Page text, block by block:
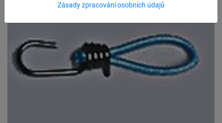
Zásady zpracování osobních údajů